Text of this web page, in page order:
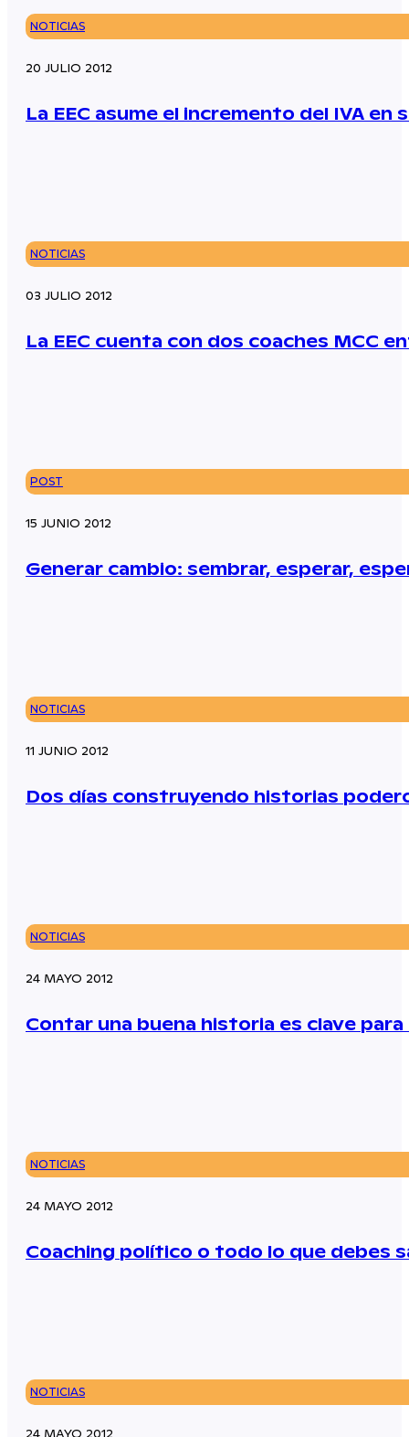
NOTICIAS
20 JULIO 2012
La EEC asume el incremento del IVA
NOTICIAS
03 JULIO 2012
La EEC cuenta con dos coaches MCC
POST
15 JUNIO 2012
Generar cambio: sembrar, esperar,
NOTICIAS
11 JUNIO 2012
Dos días construyendo historias
NOTICIAS
24 MAYO 2012
Contar una buena historia es clave
NOTICIAS
24 MAYO 2012
Coaching político o todo lo que debes
NOTICIAS
24 MAYO 2012